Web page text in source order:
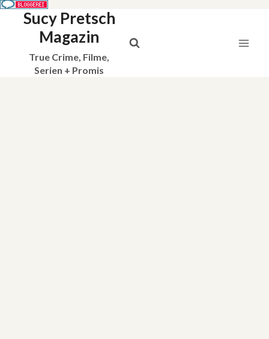
Sucy Pretsch
Magazin
True Crime, Filme,
Serien + Promis